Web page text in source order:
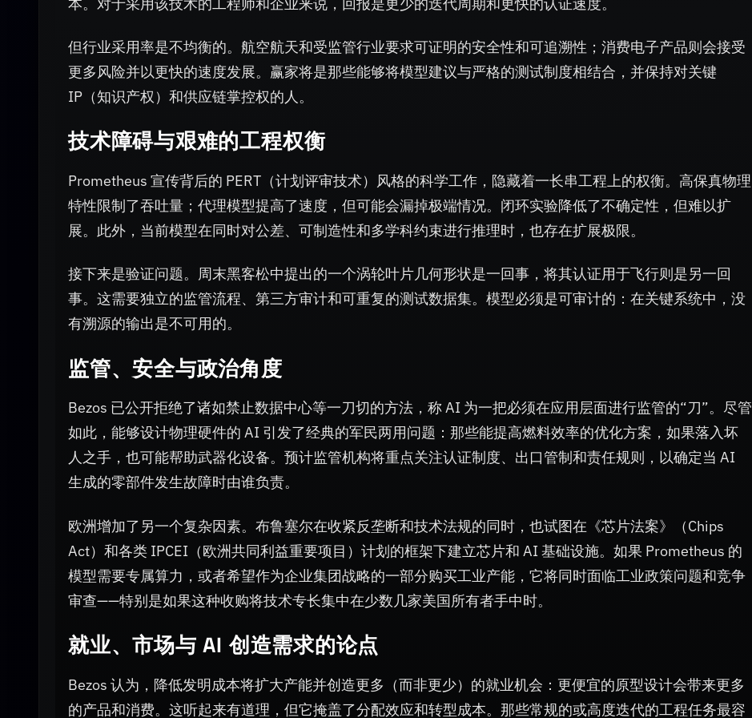
但行业采用率是不均衡的。航空航天和受监管行业要求可证明的安全性和可追溯性；消费电子产品则会接受
更多风险并以更快的速度发展。赢家将是那些能够将模型建议与严格的测试制度相结合，并保持对关键
IP（知识产权）和供应链掌控权的人。
技术障碍与艰难的工程权衡
Prometheus 宣传背后的 PERT（计划评审技术）风格的科学工作，隐藏着一长串工程上的权衡。高保真物理
特性限制了吞吐量；代理模型提高了速度，但可能会漏掉极端情况。闭环实验降低了不确定性，但难以扩
展。此外，当前模型在同时对公差、可制造性和多学科约束进行推理时，也存在扩展极限。
接下来是验证问题。周末黑客松中提出的一个涡轮叶片几何形状是一回事，将其认证用于飞行则是另一回
事。这需要独立的监管流程、第三方审计和可重复的测试数据集。模型必须是可审计的：在关键系统中，没
有溯源的输出是不可用的。
监管、安全与政治角度
Bezos 已公开拒绝了诸如禁止数据中心等一刀切的方法，称 AI 为一把必须在应用层面进行监管的“刀”。尽管
如此，能够设计物理硬件的 AI 引发了经典的军民两用问题：那些能提高燃料效率的优化方案，如果落入坏
人之手，也可能帮助武器化设备。预计监管机构将重点关注认证制度、出口管制和责任规则，以确定当 AI
生成的零部件发生故障时由谁负责。
欧洲增加了另一个复杂因素。布鲁塞尔在收紧反垄断和技术法规的同时，也试图在《芯片法案》（Chips
Act）和各类 IPCEI（欧洲共同利益重要项目）计划的框架下建立芯片和 AI 基础设施。如果 Prometheus 的
模型需要专属算力，或者希望作为企业集团战略的一部分购买工业产能，它将同时面临工业政策问题和竞争
审查——特别是如果这种收购将技术专长集中在少数几家美国所有者手中时。
就业、市场与 AI 创造需求的论点
Bezos 认为，降低发明成本将扩大产能并创造更多（而非更少）的就业机会：更便宜的原型设计会带来更多
的产品和消费。这听起来有道理，但它掩盖了分配效应和转型成本。那些常规的或高度迭代的工程任务最容